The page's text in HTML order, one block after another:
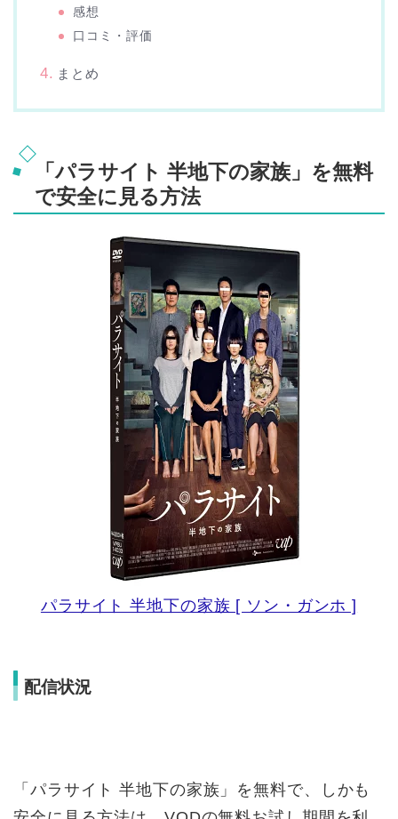
感想
口コミ・評価
まとめ
「パラサイト 半地下の家族」を無料
で安全に見る方法
パラサイト 半地下の家族 [ ソン・ガンホ ]
配信状況
「パラサイト 半地下の家族」を無料で、しかも